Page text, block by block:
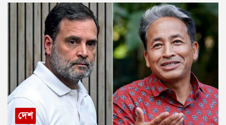
খতিয়ে দেখে প্রয়োজনীয় ব্যবস্থা নেওয়ার জন্য কলকাতা
হাইকোর্টের প্রধান বিচারপতিকে নির্দেশ দিল শীর্ষ আদালত।
অবসরপ্রাপ্ত ওই বিচারপতির ছেলে তাঁর বাবার নিরাপত্তা নিয়ে
সুপ্রিম কোর্টে আবেদন করেন। আবেদনে বলা হয়, এসআইআর
সংক্রান্ত আপিলের শুনানির দায়িত্ব পালন করতে গিয়ে তাঁর
বাবা এবং পরিবারের সদস্যরা হুমকির মুখে পড়ছেন। সরকারি
দায়িত্ব পালনে প্রভাব বিস্তার করতেই এই ধরনের হুমকি
দেওয়া হচ্ছে বলে অভিযোগ করা হয়েছে।আবেদন অনুযায়ী,
গত ২২ এপ্রিল অ্যাপিলেট ট্রাইব্যুনালে যাওয়ার পথে
দেশ